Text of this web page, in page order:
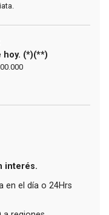
hoy. (*)(**)
interés.
en el día o 24Hrs